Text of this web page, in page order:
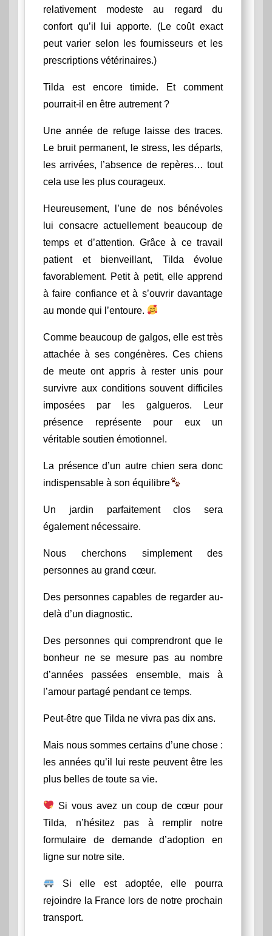
relativement modeste au regard du
confort qu’il lui apporte. (Le coût exact
peut varier selon les fournisseurs et les
prescriptions vétérinaires.)
Tilda est encore timide. Et comment
pourrait-il en être autrement ?
Une année de refuge laisse des traces.
Le bruit permanent, le stress, les départs,
les arrivées, l’absence de repères… tout
cela use les plus courageux.
Heureusement, l’une de nos bénévoles
lui consacre actuellement beaucoup de
temps et d’attention. Grâce à ce travail
patient et bienveillant, Tilda évolue
favorablement. Petit à petit, elle apprend
à faire confiance et à s’ouvrir davantage
au monde qui l’entoure.
Comme beaucoup de galgos, elle est très
attachée à ses congénères. Ces chiens
de meute ont appris à rester unis pour
survivre aux conditions souvent difficiles
imposées par les galgueros. Leur
présence représente pour eux un
véritable soutien émotionnel.
La présence d’un autre chien sera donc
indispensable à son équilibre
Un jardin parfaitement clos sera
également nécessaire.
Nous cherchons simplement des
personnes au grand cœur.
Des personnes capables de regarder au-
delà d’un diagnostic.
Des personnes qui comprendront que le
bonheur ne se mesure pas au nombre
d’années passées ensemble, mais à
l’amour partagé pendant ce temps.
Peut-être que Tilda ne vivra pas dix ans.
Mais nous sommes certains d’une chose :
les années qu’il lui reste peuvent être les
plus belles de toute sa vie.
Si vous avez un coup de cœur pour
Tilda, n’hésitez pas à remplir notre
formulaire de demande d’adoption en
ligne sur notre site.
Si elle est adoptée, elle pourra
rejoindre la France lors de notre prochain
transport.